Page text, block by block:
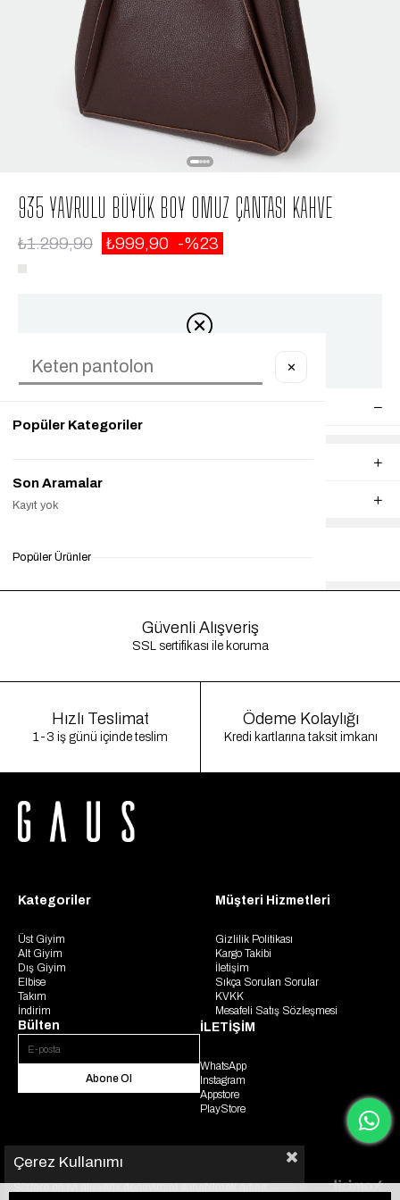
935 YAVRULU BÜYÜK BOY OMUZ ÇANTASI KAHVE
₺1.299,90 ₺999,90 23
Ürün stoklarımızda kalmamıştır.
ÖDEME SEÇENEKLERI
Fiyat Düşünce Haber Ver
Güvenli Alışveriş
SSL sertifikası ile koruma
Hızlı Teslimat
1-3 iş günü içinde teslim
Ödeme Kolaylığı
Kredi kartlarına taksit imkanı
Kategoriler
Üst Giyim
Alt Giyim
Dış Giyim
Elbise
Takım
İndirim
Müşteri Hizmetleri
Gizlilik Politikası
Kargo Takibi
İletişim
Sıkça Sorulan Sorular
KVKK
Mesafeli Satış Sözleşmesi
Bülten
Abone Ol
İLETİŞİM
WhatsApp
Instagram
Appstore
PlayStore
Çerez Kullanımı
✕
Popüler Kategoriler
Son Aramalar
Kayıt yok
Popüler Ürünler